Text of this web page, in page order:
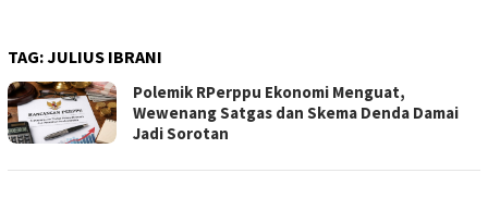
TAG:JULIUS IBRANI
Polemik RPerppu Ekonomi Menguat,
Wewenang Satgas dan Skema Denda Damai
Jadi Sorotan